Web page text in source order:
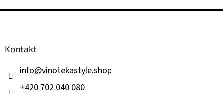
Z
Kontakt
info@vinotekastyle.shop
+420 702 040 080